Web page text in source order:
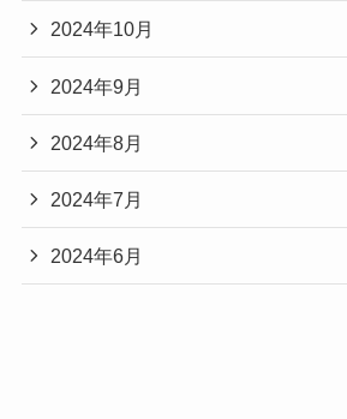
2024年10月
2024年9月
2024年8月
2024年7月
2024年6月